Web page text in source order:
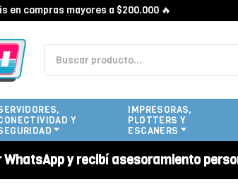
mayores a $200.000 🔥 🔥
Y
IMPRESORAS,
PLOTTERS Y
ESCANERS
y recibí asesoramiento